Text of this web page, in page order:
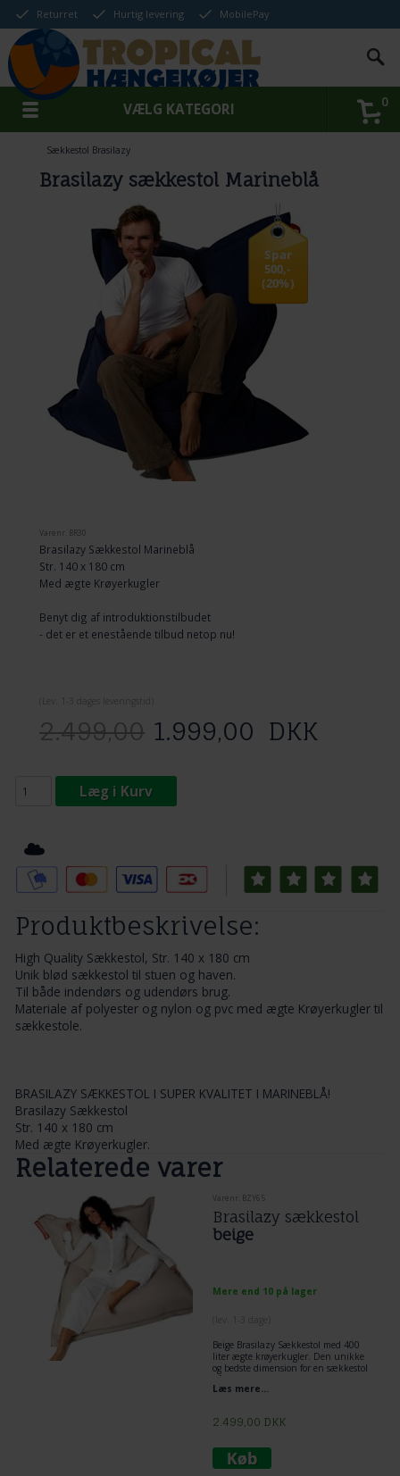
Returret Hurtig levering MobilePay
0
VÆLG KATEGORI
Sækkestol Brasilazy
Brasilazy sækkestol Marineblå
Spar
500,-
(20%)
Varenr. BR30
Brasilazy Sækkestol Marineblå
Str. 140 x 180 cm
Med ægte Krøyerkugler
Benyt dig af introduktionstilbudet
- det er et enestående tilbud netop nu!
2.499,00 1.999,00 DKK
Læg i Kurv
Produktbeskrivelse:
High Quality Sækkestol, Str. 140 x 180 cm
Unik blød sækkestol til stuen og haven.
Til både indendørs og udendørs brug.
Materiale af polyester og nylon og pvc med ægte Krøyerkugler til
sækkestole.
BRASILAZY SÆKKESTOL I SUPER KVALITET I MARINEBLÅ!
Brasilazy Sækkestol
Str. 140 x 180 cm
Med ægte Krøyerkugler.
Relaterede varer
Varenr. BZY65
Brasilazy sækkestol
beige
Mere end 10 på lager
Beige Brasilazy Sækkestol med 400
liter ægte krøyerkugler. Den unikke
og bedste dimension for en sækkestol
på 140 x 180 cm
De ægte krøyerkugler er faste og
Læs mere...
2.499,00 DKK